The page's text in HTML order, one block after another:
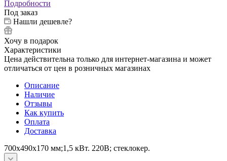
Подробности
Под заказ
Нашли дешевле?
Хочу в подарок
Характеристики
Цена действительна только для интернет-магазина и может
отличаться от цен в розничных магазинах
Описание
Наличие
Отзывы
Как купить
Оплата
Доставка
700x490x170 мм;1,5 кВт. 220В; стеклокер.